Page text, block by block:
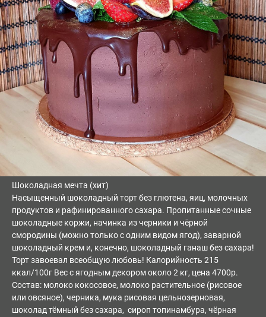
Шоколадная мечта (хит)
Насыщенный шоколадный торт без глютена, яиц, молочных
продуктов и рафинированного сахара. Пропитанные сочные
шоколадные коржи, начинка из черники и чёрной
смородины (можно только с одним видом ягод), заварной
шоколадный крем и, конечно, шоколадный ганаш без сахара!
Торт завоевал всеобщую любовь! Калорийность 215
ккал/100г Вес с ягодным декором около 2 кг, цена 4700р.
Состав: молоко кокосовое, молоко растительное (рисовое
или овсяное), черника, мука рисовая цельнозерновая,
шоколад тёмный без сахара, сироп топинамбура, чёрная